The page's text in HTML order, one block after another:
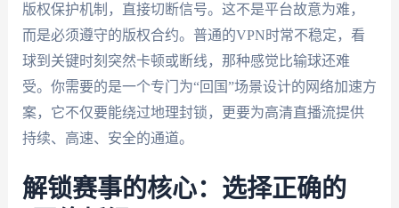
版权保护机制，直接切断信号。这不是平台故意为难，
而是必须遵守的版权合约。普通的VPN时常不稳定，看
球到关键时刻突然卡顿或断线，那种感觉比输球还难
受。你需要的是一个专门为“回国”场景设计的网络加速方
案，它不仅要能绕过地理封锁，更要为高清直播流提供
持续、高速、安全的通道。
解锁赛事的核心：选择正确的